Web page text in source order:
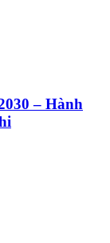
– Hành